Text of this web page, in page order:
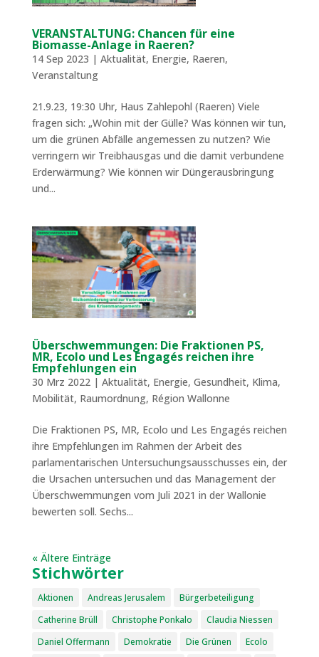
VERANSTALTUNG: Chancen für eine
Biomasse-Anlage in Raeren?
14 Sep 2023 | Aktualität, Energie, Raeren,
Veranstaltung
21.9.23, 19:30 Uhr, Haus Zahlepohl (Raeren) Viele
fragen sich: „Wohin mit der Gülle? Was können wir tun,
um die grünen Abfälle angemessen zu nutzen? Wie
verringern wir Treibhausgas und die damit verbundene
Erderwärmung? Wie können wir Düngerausbringung
und...
Überschwemmungen: Die Fraktionen PS,
MR, Ecolo und Les Engagés reichen ihre
Empfehlungen ein
30 Mrz 2022| Aktualität, Energie, Gesundheit, Klima,
Mobilität, Raumordnung, Région Wallonne
Die Fraktionen PS, MR, Ecolo und Les Engagés reichen
ihre Empfehlungen im Rahmen der Arbeit des
parlamentarischen Untersuchungsausschusses ein, der
die Ursachen untersuchen und das Management der
Überschwemmungen vom Juli 2021 in der Wallonie
bewerten soll. Sechs...
« Ältere Einträge
Stichwörter
Aktionen Andreas Jerusalem
Bürgerbeteiligung
Catherine Brüll
Christophe Ponkalo
Claudia Niessen
Daniel Offermann
Demokratie Die Grünen
Ecolo